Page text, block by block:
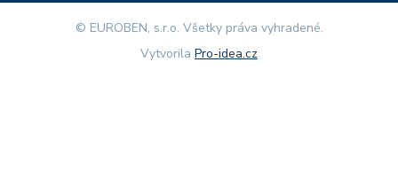
© EUROBEN, s.r.o. Všetky práva vyhradené.
Vytvorila Pro-idea.cz